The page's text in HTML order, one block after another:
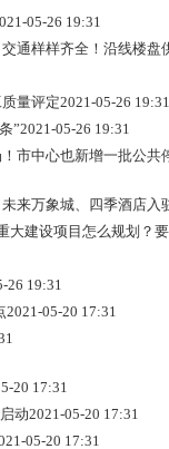
05-26 19:31
通样样齐全！沿线楼
量评定2021-05-26 19:31
”2021-05-26 19:31
市中心也新增一批公共
来万象城、四季酒店入
大建设项目怎么规划？
26 19:31
2021-05-20 17:31
20 17:31
动2021-05-20 17:31
05-20 17:31